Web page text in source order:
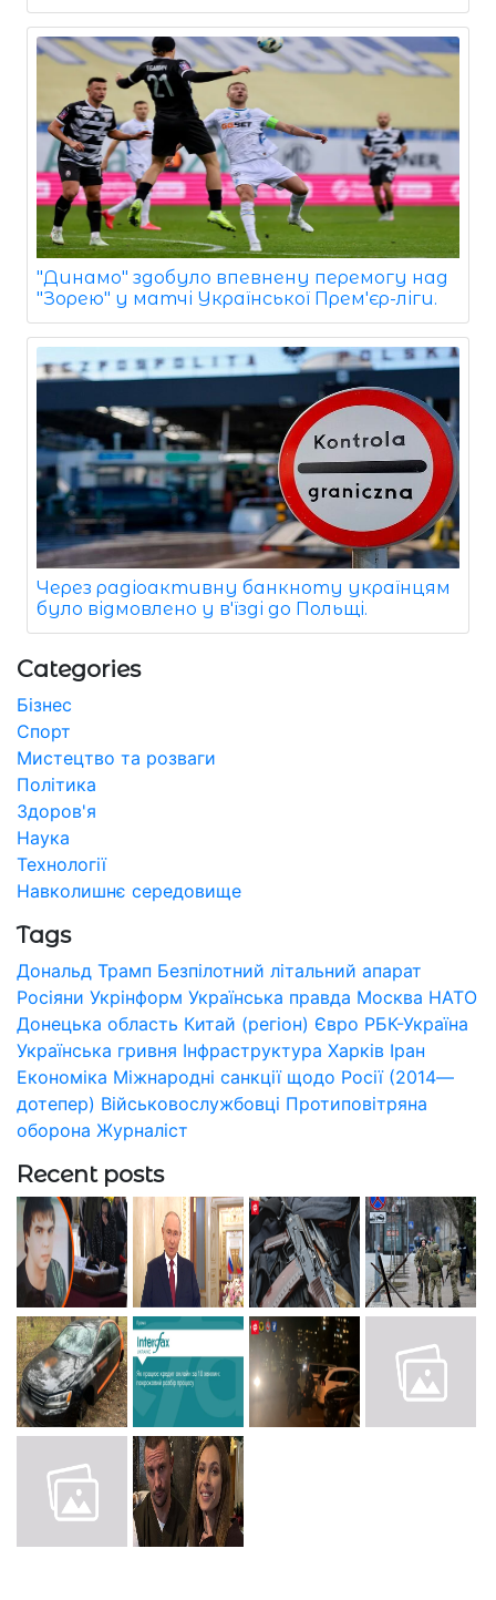
"Динамо" здобуло впевнену перемогу над
"Зорею" у матчі Української Прем'єр-ліги.
Через радіоактивну банкноту українцям
було відмовлено у в'їзді до Польщі.
Categories
Бізнес
Спорт
Мистецтво та розваги
Політика
Здоров'я
Наука
Технології
Навколишнє середовище
Tags
Дональд Трамп Безпілотний літальний апарат
Росіяни Укрінформ Українська правда Москва НАТО
Донецька область Китай (регіон) Євро РБК-Україна
Українська гривня Інфраструктура Харків Іран
Економіка Міжнародні санкції щодо Росії (2014—
дотепер) Військовослужбовці Протиповітряна
оборона Журналіст
Recent posts